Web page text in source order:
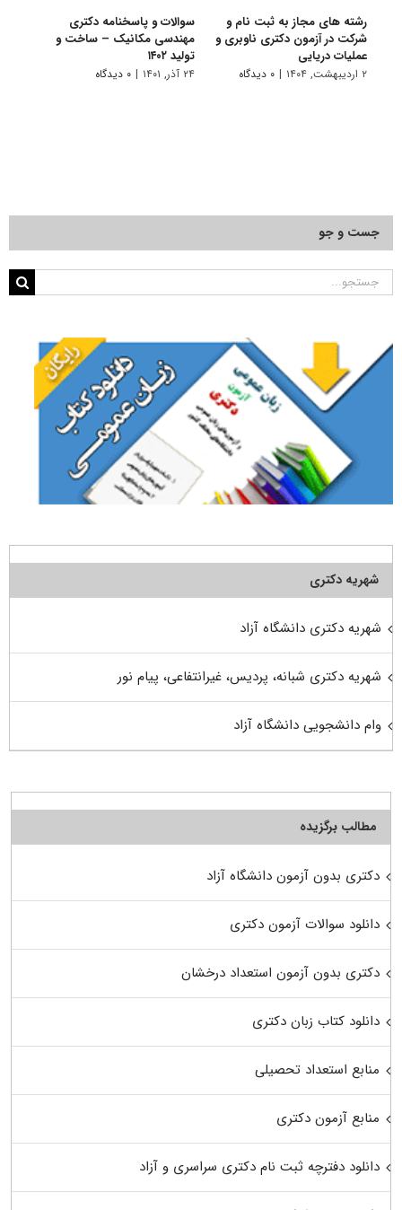
رشته های مجاز به ثبت نام و
شرکت در آزمون دکتری ناوبری و
عملیات دریایی
۲ اردیبهشت, ۱۴۰۴ | ۰ دیدگاه
سوالات و پاسخنامه دکتری
مهندسی مکانیک – ساخت و
تولید ۱۴۰۲
۲۴ آذر, ۱۴۰۱ | ۰ دیدگاه
جست و جو
جستجو
شهریه دکتری
شهریه دکتری دانشگاه آزاد
شهریه دکتری شبانه، پردیس، غیرانتفاعی، پیام نور
وام دانشجویی دانشگاه آزاد
مطالب برگزیده
دکتری بدون آزمون دانشگاه آزاد
دانلود سوالات آزمون دکتری
دکتری بدون آزمون استعداد درخشان
دانلود کتاب زبان دکتری
منابع استعداد تحصیلی
منابع آزمون دکتری
دانلود دفترچه ثبت نام دکتری سراسری و آزاد